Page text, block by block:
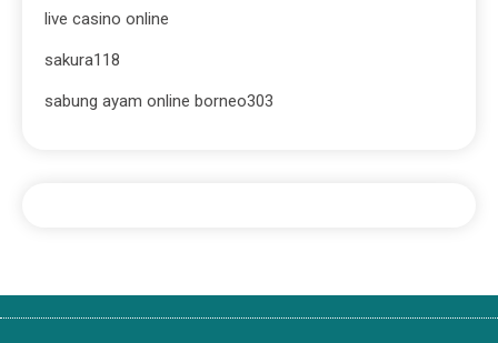
live casino online
sakura118
sabung ayam online borneo303